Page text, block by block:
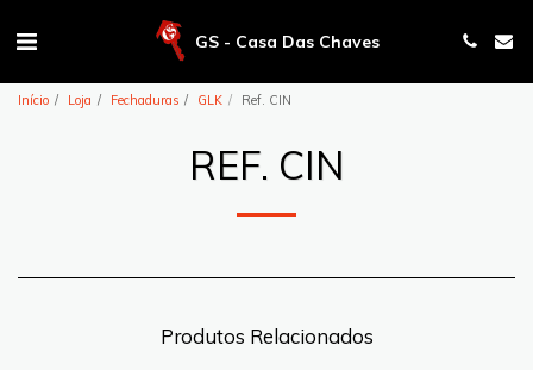
GS - Casa Das Chaves
Início Loja Fechaduras GLK Ref. CIN
REF. CIN
Produtos Relacionados